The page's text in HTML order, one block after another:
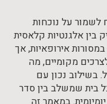
לשמור על נוכחות
בין אלגנטיות קלאסית
אירופאיות, אך
מקומיים, מה
בשילוב נכון עם
בית שמשלב בין סדר